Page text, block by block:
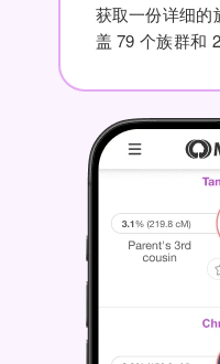
获取一份详细的
盖 79 个族群和